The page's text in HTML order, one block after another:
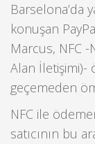
Barselona’da
konuşan
Marcus, NFC -
Alan İletişimi)-
geçemeden
NFC ile
satıcının bu